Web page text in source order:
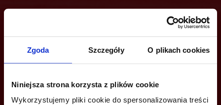
Zgoda Szczegóły O plikach cookies
Niniejsza strona korzysta z plików cookie
Wykorzystujemy pliki cookie do spersonalizowania treści
Jesteś zainteresowany tą ofertą?
+48 12 294 94 30